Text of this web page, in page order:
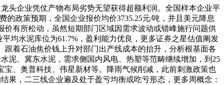
企业凭仗产物布局劣势无望获得超额利润。全国样本企业平
政策预期，全国企业报价均价3735.25元/吨，并且美元降息
有所松动，虽然短期部门区域因需求波动或错峰施行问题供
均水泥库位为61.7%，盈利能力优良，更多证券之星估值阐发
着石油焦价钱上升对部门出产线成本的抬升，分析根基面各
泥、冀东水泥，需求侧国内风电、热塑等范畴继续增加，到25
、奥普科技、伟星新材等。降雨气候削减，此前刺激政策也
果，二三线企业遍及处于盈亏均衡或吃亏形态，更多周概念：